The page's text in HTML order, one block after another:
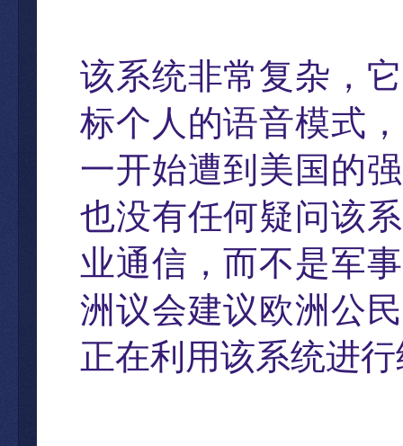
该系统非常复杂 ，
标个人的语音模式 ，
一开始遭到美国的
也没有任何疑问该
业通信，而不是军
洲议会建议欧洲公
正在利用该系统进